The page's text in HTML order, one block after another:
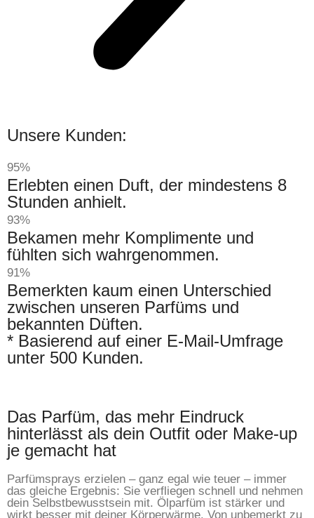
Unsere Kunden:
95%
Erlebten einen Duft, der mindestens 8
Stunden anhielt.
93%
Bekamen mehr Komplimente und
fühlten sich wahrgenommen.
91%
Bemerkten kaum einen Unterschied
zwischen unseren Parfüms und
bekannten Düften.
* Basierend auf einer E-Mail-Umfrage
unter 500 Kunden.
Das Parfüm, das mehr Eindruck
hinterlässt als dein Outfit oder Make-up
je gemacht hat
Parfümsprays erzielen – ganz egal wie teuer – immer
das gleiche Ergebnis: Sie verfliegen schnell und nehmen
dein Selbstbewusstsein mit. Ölparfüm ist stärker und
wirkt besser mit deiner Körperwärme. Von unbemerkt zu